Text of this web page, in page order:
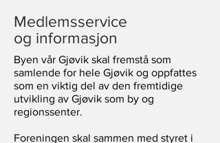
Medlemsservice
og informasjon
Byen vår Gjøvik skal fremstå som
samlende for hele Gjøvik og oppfattes
som en viktig del av den fremtidige
utvikling av Gjøvik som by og
regionssenter.
Foreningen skal sammen med styret i